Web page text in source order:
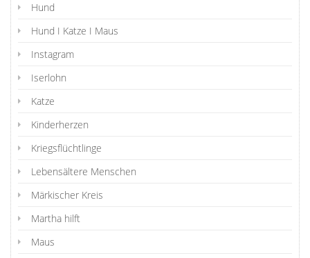
Hund
Hund I Katze I Maus
Instagram
Iserlohn
Katze
Kinderherzen
Kriegsflüchtlinge
Lebensältere Menschen
Märkischer Kreis
Martha hilft
Maus